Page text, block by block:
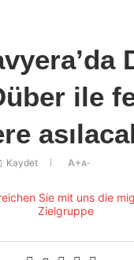
ile
Kaydet A+A-